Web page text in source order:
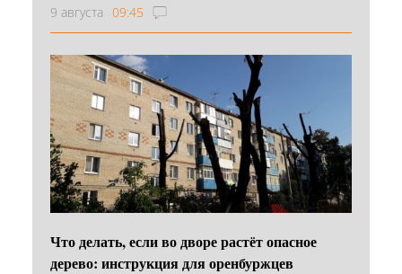
9 августа 09:45
Что делать, если во дворе растёт опасное
дерево: инструкция для оренбуржцев